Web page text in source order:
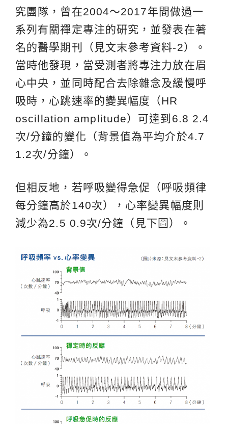
究團隊，曾在2004～2017年間做過一
系列有關禪定專注的研究，並發表在著
名的醫學期刊（見文末參考資料-2）。
當時他發現，當受測者將專注力放在眉
心中央，並同時配合去除雜念及緩慢呼
吸時，心跳速率的變異幅度（HR
oscillation amplitude）可達到6.8 2.4
次/分鐘的變化（背景值為平均介於4.7
1.2次/分鐘）。
但相反地，若呼吸變得急促（呼吸頻律
每分鐘高於140次），心率變異幅度則
減少為2.5 0.9次/分鐘（見下圖）。